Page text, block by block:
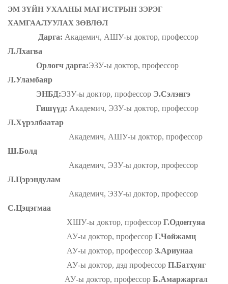
ЭМ ЗҮЙН УХААНЫ МАГИСТРЫН ЗЭРЭГ
ХАМГААЛУУЛАХ ЗӨВЛӨЛ
Дарга: Академич, АШУ-ы доктор, профессор
Л.Лхагва
Орлогч дарга:ЭЗУ-ы доктор, профессор
Л.Уламбаяр
ЭНБД:ЭЗУ-ы доктор, профессор Э.Сэлэнгэ
Гишүүд: Академич, ЭЗУ-ы доктор, профессор
Л.Хүрэлбаатар
Академич, АШУ-ы доктор, профессор
Ш.Болд
Академич, ЭЗУ-ы доктор, профессор
Л.Цэрэндулам
Академич, ЭЗУ-ы доктор, профессор
С.Цэцэгмаа
ХШУ-ы доктор, профессор Г.Одонтуяа
АУ-ы доктор, профессор Г.Чойжамц
АУ-ы доктор, профессор З.Ариунаа
АУ-ы доктор, дэд профессор П.Батхуяг
АУ-ы доктор, профессор Б.Амаржаргал